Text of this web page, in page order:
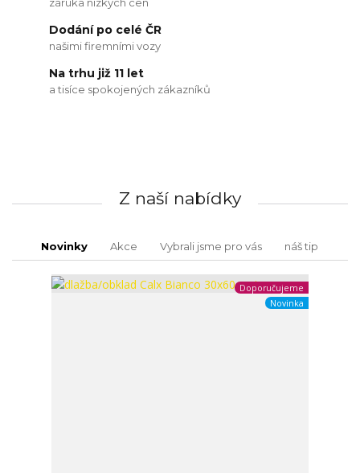
Dodání po celé ČR
našimi firemními vozy
Na trhu již 11 let
a tisíce spokojených zákazníků
Z naší nabídky
Novinky Akce Vybrali jsme pro vás náš tip
Doporučujeme
Novinka